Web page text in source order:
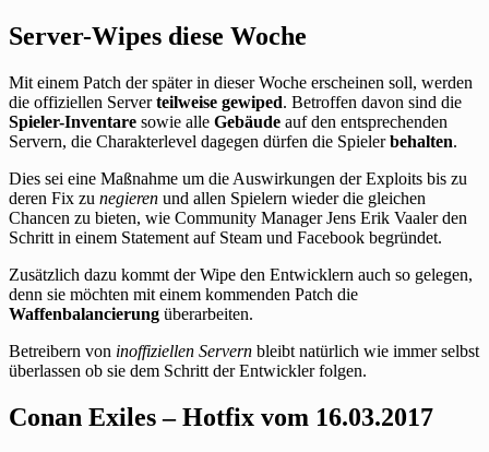
Server-Wipes diese Woche
Mit einem Patch der später in dieser Woche erscheinen soll, werden
die offiziellen Serverteilweise gewiped. Betroffen davon sind die
Spieler-Inventare sowie alle Gebäude auf den entsprechenden
Servern, die Charakterlevel dagegen dürfen die Spielerbehalten.
Dies sei eine Maßnahme um die Auswirkungen der Exploits bis zu
deren Fix zu negieren und allen Spielern wieder die gleichen
Chancen zu bieten, wie Community Manager Jens Erik Vaaler den
Schritt in einem Statement auf Steam und Facebook begründet.
Zusätzlich dazu kommt der Wipe den Entwicklern auch so gelegen,
denn sie möchten mit einem kommenden Patch die
Waffenbalancierung überarbeiten.
Betreibern von inoffiziellen Servern bleibt natürlich wie immer selbst
überlassen ob sie dem Schritt der Entwickler folgen.
Conan Exiles – Hotfix vom 16.03.2017